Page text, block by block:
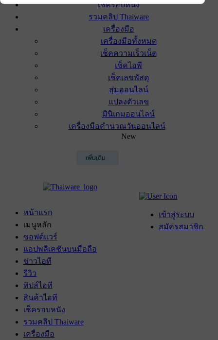
เช็ครอบหนัง
รวมคลิป Thaiware
เครื่องมือ
เครื่องมือทั้งหมด
เช็คความเร็วเน็ต
เช็คไอพี
เช็คเลขพัสดุ
สุ่มออนไลน์
แปลงตัวเลข
มินิเกมออนไลน์
เครื่องมือคำนวณวันออนไลน์
New
เพิ่มเติม
เข้าสู่ระบบ
สมัครสมาชิก
หน้าแรก
เมนูหลัก
ซอฟต์แวร์
แอปพลิเคชันบนมือถือ
ข่าวไอที
รีวิว
ทิปส์ไอที
สินค้าไอที
เช็ครอบหนัง
รวมคลิป Thaiware
เครื่องมือ